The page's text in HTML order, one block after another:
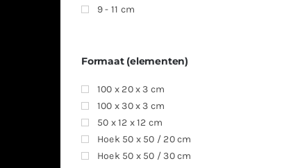
9 - 11 cm
Formaat (elementen)
100 x 20 x 3 cm
100 x 30 x 3 cm
50 x 12 x 12 cm
Hoek 50 x 50 / 20 cm
Hoek 50 x 50 / 30 cm